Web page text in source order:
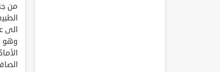
من
الى
وهو